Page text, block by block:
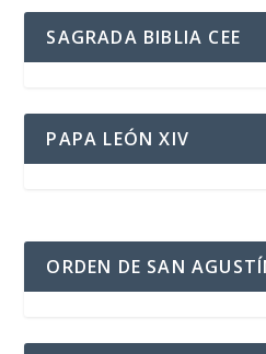
SAGRADA BIBLIA CEE
PAPA LEÓN XIV
ORDEN DE SAN